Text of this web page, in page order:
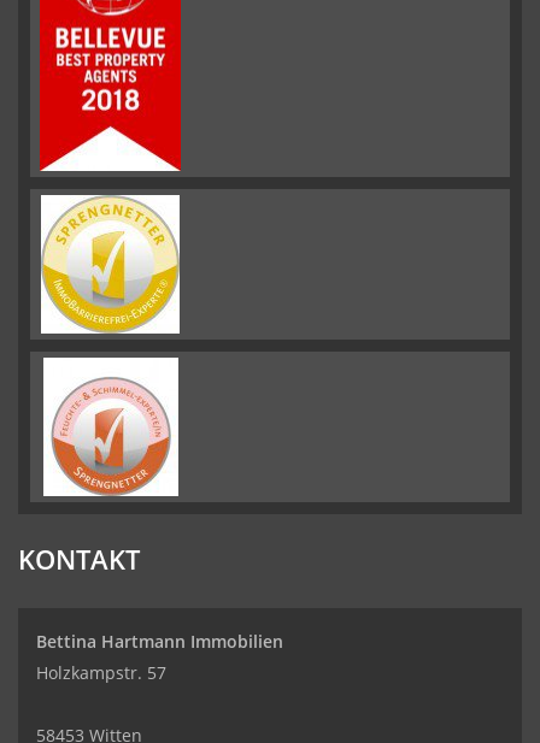
KONTAKT
Bettina Hartmann Immobilien
Holzkampstr. 57
58453 Witten